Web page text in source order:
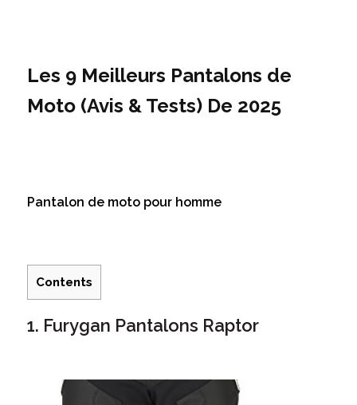
Les 9 Meilleurs Pantalons de
Moto (Avis & Tests) De 2025
Pantalon de moto pour homme
Contents
1. Furygan Pantalons Raptor